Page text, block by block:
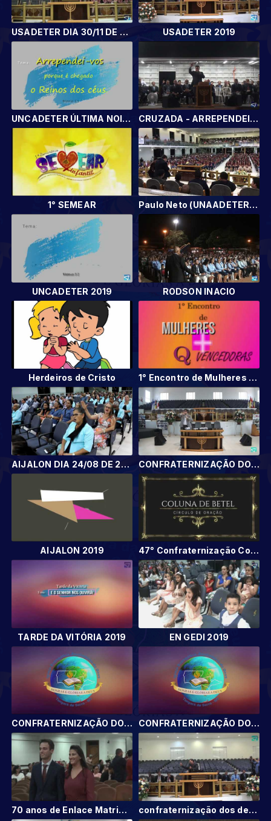
USADETER DIA 30/11 DE 2019 USADETER 2019
UNCADETER ÚLTIMA NOITE REGIONAL DE CURAS E LIBERTAÇÃO CRUZADA - ARREPENDEI VOS
1° SEMEAR Paulo Neto (UNAADETER 2019)
UNCADETER 2019 RODSON INACIO
Herdeiros de Cristo 1° Encontro de Mulheres Mais que Vencedoras
AIJALON DIA 24/08 DE 2019 CONFRATERNIZAÇÃO DO GRUPO DE JOVENS AIJALON
AIJALON 2019 47° Confraternização Coluna de Betel 2019
TARDE DA VITÓRIA 2019 EN GEDI 2019
CONFRATERNIZAÇÃO DOS ADOLESCENTES 2019 CONFRATERNIZAÇÃO DOS ADOLESCENTES 2019
70 anos de Enlace Matrimonial confraternização dos departamentos 2019